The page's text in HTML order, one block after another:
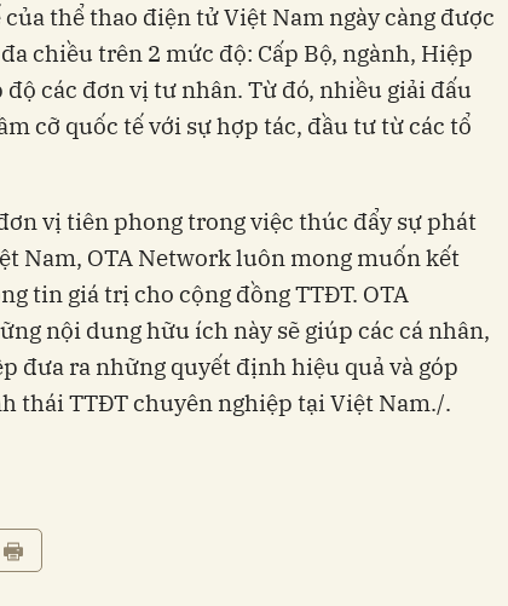
thể thao điện tử Việt Nam ngày càng được
chiều trên 2 mức độ: Cấp Bộ, ngành, Hiệp
độ các đơn vị tư nhân. Từ đó, nhiều giải đấu
cỡ quốc tế với sự hợp tác, đầu tư từ các tổ
Nam, OTA Network luôn mong muốn kết
tin giá trị cho cộng đồng TTĐT. OTA
nội dung hữu ích này sẽ giúp các cá nhân,
đưa ra những quyết định hiệu quả và góp
phần tạo dựng hệ sinh thái TTĐT chuyên nghiệp tại Việt Nam.‏/.